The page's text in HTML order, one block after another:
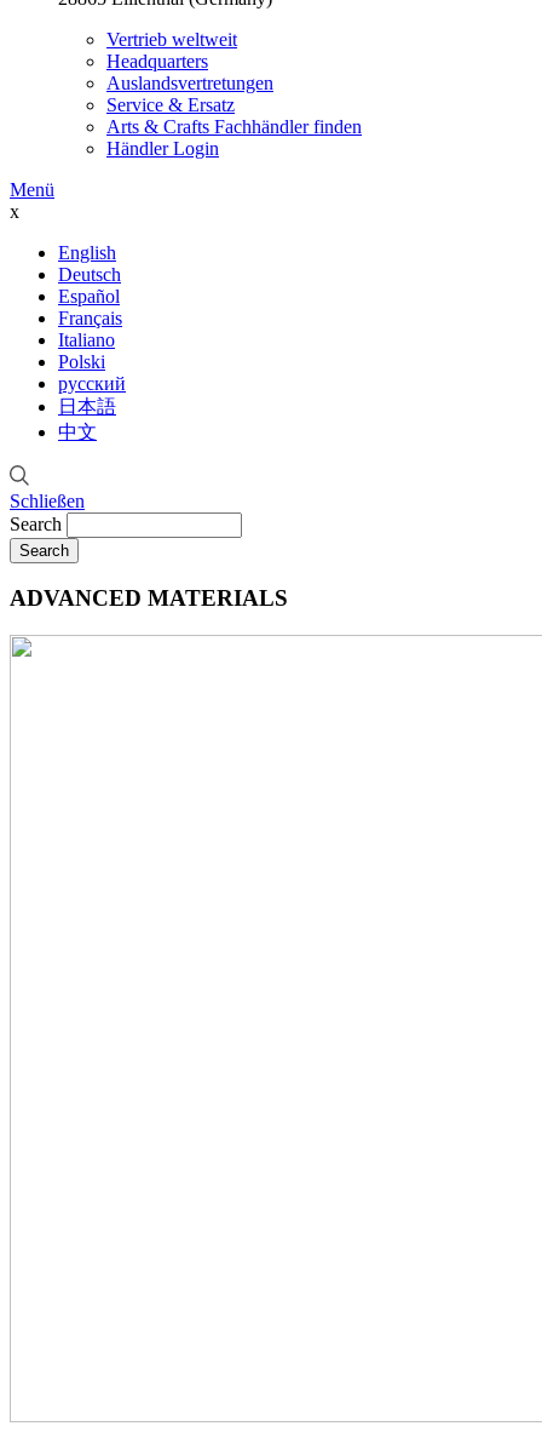
Vertrieb weltweit
Headquarters
Auslandsvertretungen
Service & Ersatz
Arts & Crafts Fachhändler finden
Händler Login
Menü
x
English
Deutsch
Español
Français
Italiano
Polski
русский
日本語
中文
Schließen
Search
ADVANCED MATERIALS